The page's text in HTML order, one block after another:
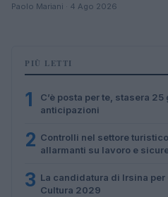
Paolo Mariani · 4 Ago 2026
PIÙ LETTI
1
C’è posta per te, stasera
anticipazioni
2 Controlli nel settore
allarmanti su lavoro e
3 La candidatura di Irsina
Cultura 2029